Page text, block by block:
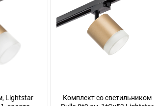
Lightstar
Комплект со светильником